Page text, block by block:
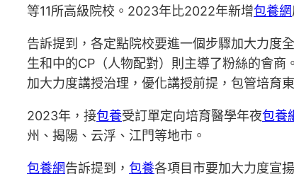
等11所高級院校。2023年比2022年新增包養網
告訴提到，各定點院校要進一個步驟加大力度
生和中的CP（人物配對）則主導了粉絲的會
加大力度講授治理，優化講授前提，包管培育
2023年，接包養受訂單定向培育醫學年夜包養
州、揭陽、云浮、江門等地市。
包養網告訴提到， 包養各項目市要加大力度宣